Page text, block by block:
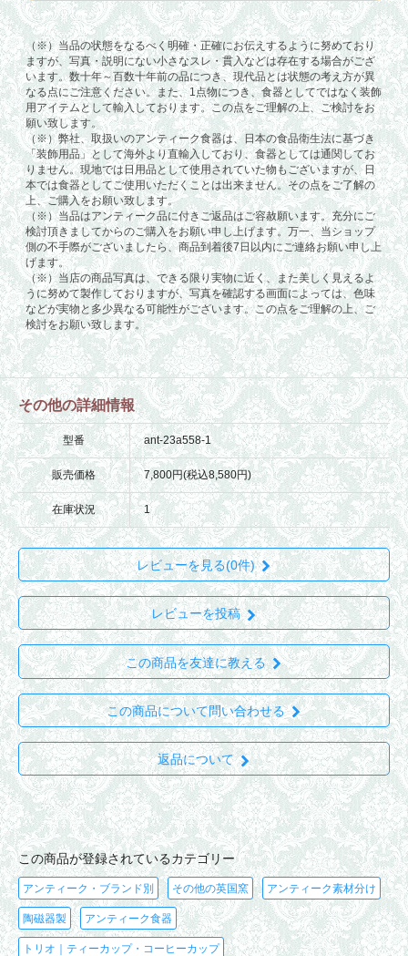
その他の詳細情報
型番 ant-23a558-1
販売価格 7,800円(税込8,580円)
在庫状況 1
レビューを見る(0件)
レビューを投稿
この商品を友達に教える
この商品について問い合わせる
返品について
この商品が登録されているカテゴリー
アンティーク・ブランド別 その他の英国窯 アンティーク素材分け
陶磁器製 アンティーク食器
トリオ｜ティーカップ・コーヒーカップ